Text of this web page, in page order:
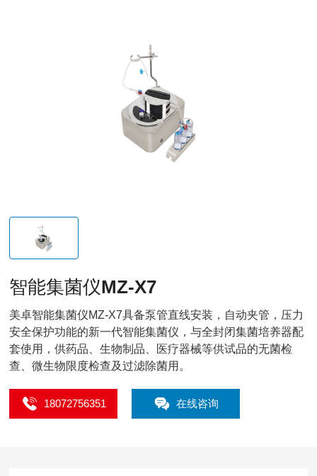
智能集菌仪MZ-X7
美卓智能集菌仪MZ-X7具备泵管直线安装，自动夹管，压力
安全保护功能的新一代智能集菌仪，与全封闭集菌培养器配
套使用，供药品、生物制品、医疗器械等供试品的无菌检
查、微生物限度检查及过滤除菌用。
18072756351 在线咨询